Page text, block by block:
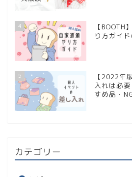
4
【BOOTH
り方ガイ
5
【2022年
入れは必
すめ品・
カテゴリー